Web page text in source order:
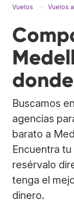
Vuelos Vuelos
Buscamos
agencias
barato a
Encuentra
resérvalo
tenga el
dinero.